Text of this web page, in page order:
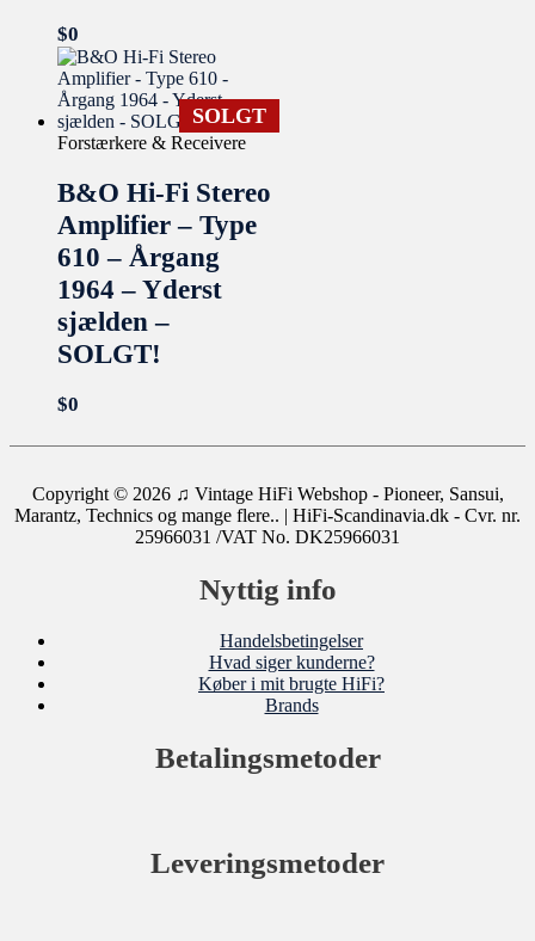
$0
SOLGT
Forstærkere & Receivere
B&O Hi-Fi Stereo
Amplifier – Type
610 – Årgang
1964 – Yderst
sjælden –
SOLGT!
$0
Copyright © 2026 ♫ Vintage HiFi Webshop - Pioneer, Sansui,
Marantz, Technics og mange flere.. | HiFi-Scandinavia.dk - Cvr. nr.
25966031 /VAT No. DK25966031
Nyttig info
Handelsbetingelser
Hvad siger kunderne?
Køber i mit brugte HiFi?
Brands
Betalingsmetoder
Leveringsmetoder